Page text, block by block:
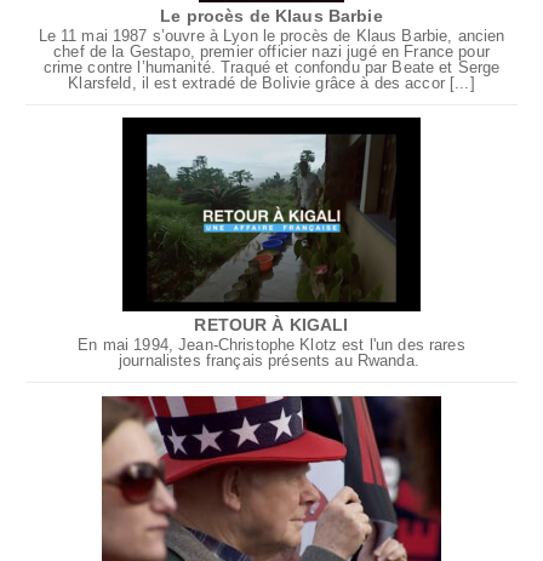
Le procès de Klaus Barbie
Le 11 mai 1987 s’ouvre à Lyon le procès de Klaus Barbie, ancien
chef de la Gestapo, premier officier nazi jugé en France pour
crime contre l’humanité. Traqué et confondu par Beate et Serge
Klarsfeld, il est extradé de Bolivie grâce à des accor [...]
RETOUR À KIGALI
En mai 1994, Jean-Christophe Klotz est l'un des rares
journalistes français présents au Rwanda.